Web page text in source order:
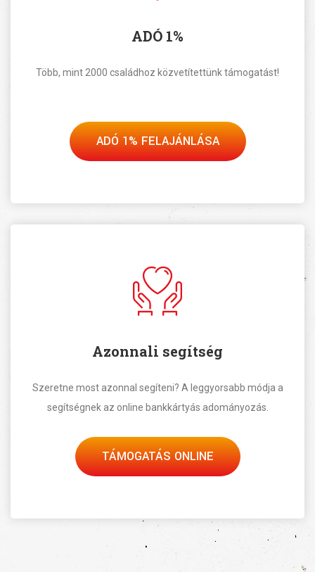
ADÓ 1%
Több, mint 2000 családhoz közvetítettünk támogatást!
ADÓ 1% FELAJÁNLÁSA
Azonnali segítség
Szeretne most azonnal segíteni? A leggyorsabb módja a
segítségnek az online bankkártyás adományozás.
TÁMOGATÁS ONLINE